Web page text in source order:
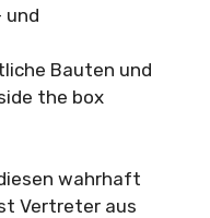
und
Bauten und
the box
wahrhaft
Vertreter aus